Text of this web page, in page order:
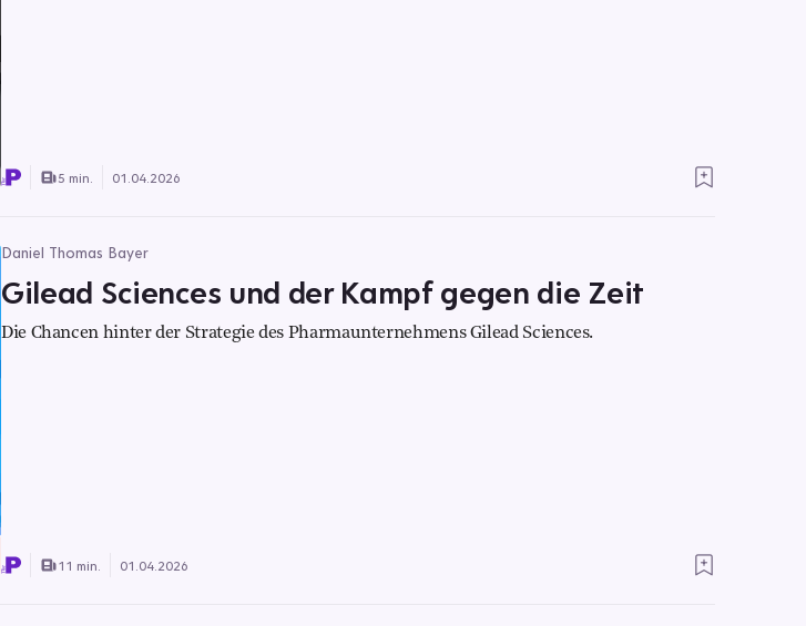
5 min. 01.04.2026
Daniel Thomas Bayer
Gilead Sciences und der Kampf gegen die Zeit
Die Chancen hinter der Strategie des Pharmaunternehmens Gilead Sciences.
11 min. 01.04.2026